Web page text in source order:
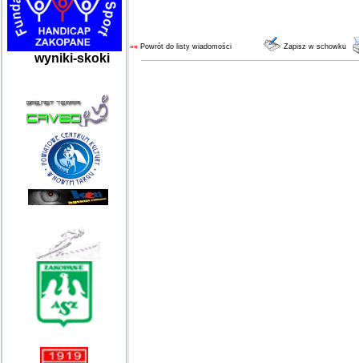
wyniki-skoki
«« Powrót do listy wiadomości Zapisz w schowku